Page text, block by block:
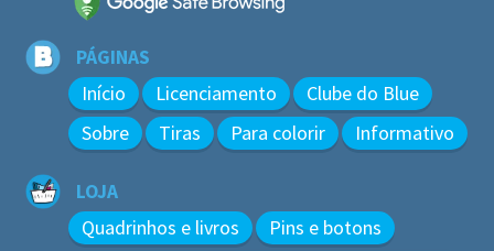
PÁGINAS
Início Licenciamento
Clube do Blue
Sobre
Tiras Para colorir Informativo
LOJA
Quadrinhos e livros
Pins e botons